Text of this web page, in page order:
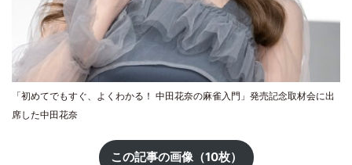
「初めてでもすぐ、よくわかる！ 中田花奈の麻雀入門」発売記念取材会に出
席した中田花奈
この記事の画像（10枚）